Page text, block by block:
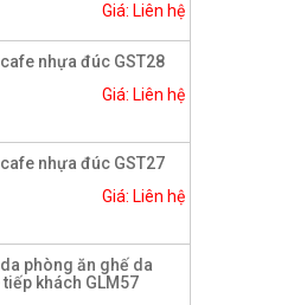
Giá: Liên hệ
nhựa đúc GST28
Giá: Liên hệ
nhựa đúc GST27
Giá: Liên hệ
phòng ăn ghế da
khách GLM57